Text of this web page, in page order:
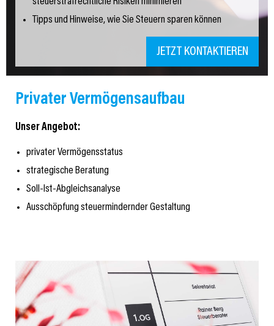
Privater Vermögensaufbau
Unser Angebot:
privater Vermögensstatus
strategische Beratung
Soll-Ist-Abgleichsanalyse
Ausschöpfung steuermindernder Gestaltung
Tipps und Hinweise, wie Sie Steuern sparen können
JETZT KONTAKTIEREN